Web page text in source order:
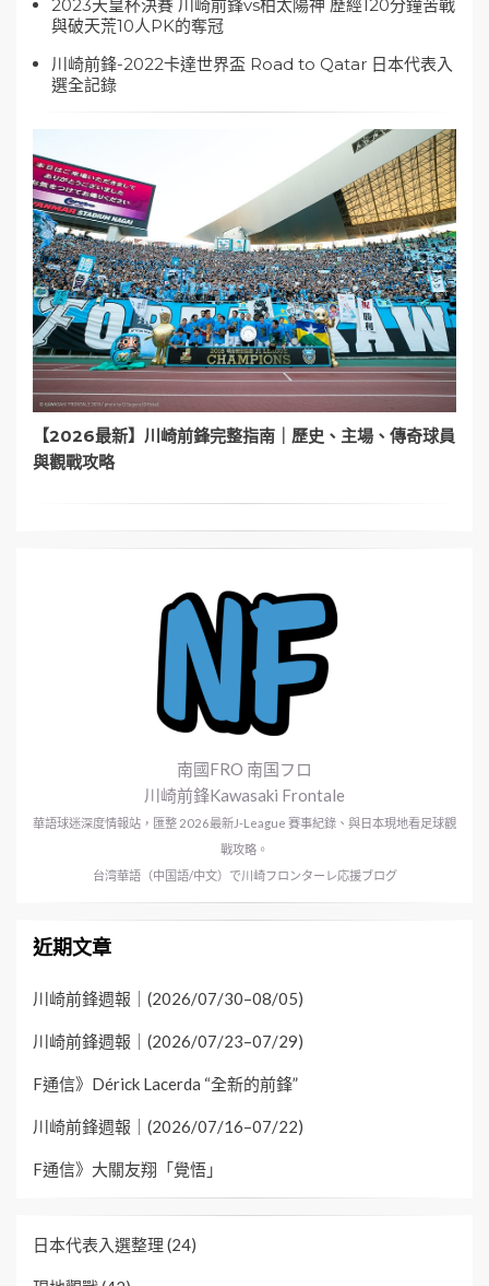
2023天皇杯決賽 川崎前鋒vs柏太陽神 歷經120分鐘苦戰
與破天荒10人PK的奪冠
川崎前鋒-2022卡達世界盃 Road to Qatar 日本代表入
選全記錄
【2026最新】川崎前鋒完整指南｜歷史、主場、傳奇球員
與觀戰攻略
南國FRO 南国フロ
川崎前鋒Kawasaki Frontale
華語球迷深度情報站，匯整 2026最新J-League 賽事紀錄、與日本現地看足球觀
戰攻略。
台湾華語（中国語/中文）で川崎フロンターレ応援ブログ
近期文章
川崎前鋒週報｜(2026/07/30–08/05)
川崎前鋒週報｜(2026/07/23–07/29)
F通信》Dérick Lacerda “全新的前鋒”
川崎前鋒週報｜(2026/07/16–07/22)
F通信》大關友翔「覺悟」
日本代表入選整理 (24)